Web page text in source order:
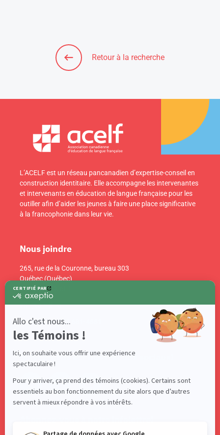
Retour à la recherche
L’ACELF est un réseau pancanadien d’expertise-conseil en
construction identitaire. Elle accompagne les intervenantes
et intervenants en éducation de langue française pour les
outiller afin d’aider les jeunes à faire une place significative
à la francophonie dans leur vie.
Suivez-nous sur nos réseaux sociaux!
Nous joindre
265, rue de la Couronne, bureau 303
Québec (Québec)
Canada G1K 6E1
info@acelf.ca
Téléphone : 418 681-4661